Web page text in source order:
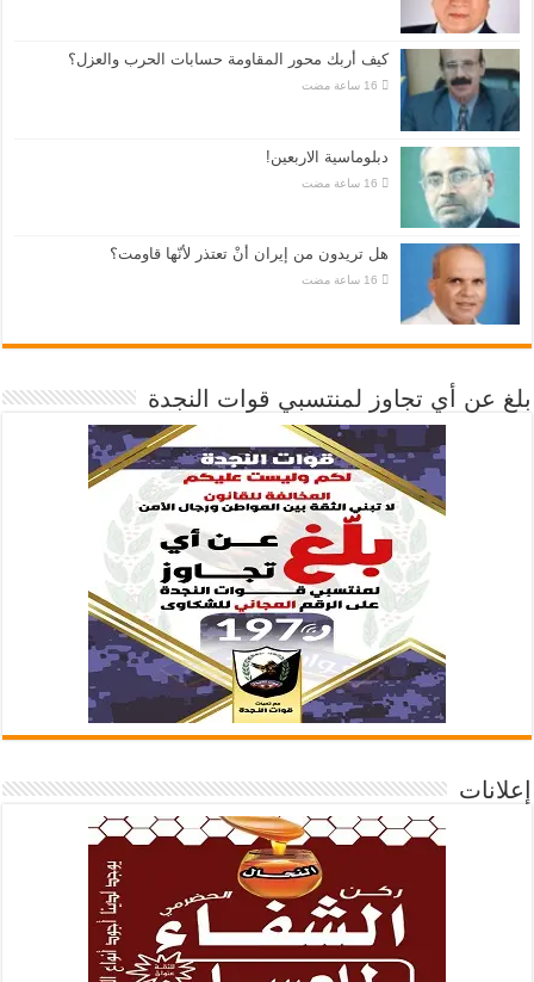
كيف أربك محور المقاومة حسابات الحرب والعزل؟
دبلوماسية الاربعين!
هل تريدون من إيران أنْ تعتذر لأنّها قاومت؟
بلغ عن أي تجاوز لمنتسبي قوات النجدة
إعلانات